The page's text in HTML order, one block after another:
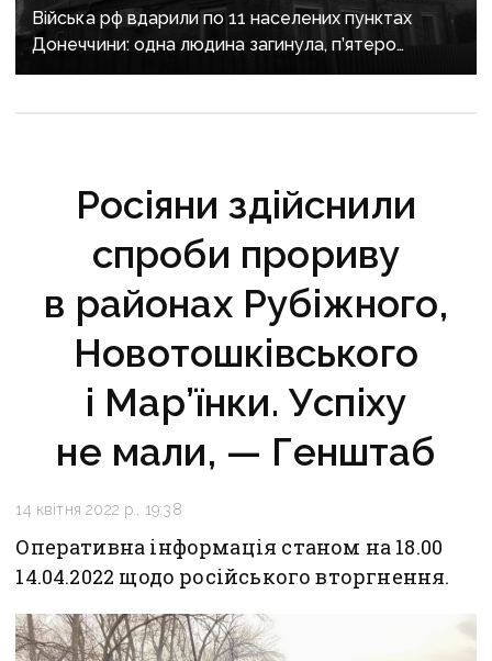
Війська рф вдарили по 11 населених пунктах
Донеччини: одна людина загинула, п’ятеро
поранені
Росіяни здійснили
спроби прориву
в районах Рубіжного,
Новотошківського
і Мар’їнки. Успіху
не мали, — Генштаб
14 квітня 2022 р., 19:38
Оперативна інформація станом на 18.00
14.04.2022 щодо російського вторгнення.